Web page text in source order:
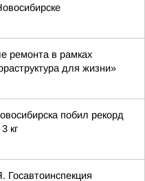
ремонта в рамках
для жизни»
побил рекорд
кг